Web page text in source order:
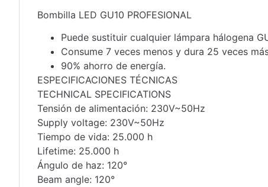
Bombilla LED GU10 PROFESIONAL
Puede sustituir cualquier lámpara hálogena
Consume 7 veces menos y dura 25 veces
90% ahorro de energía.
ESPECIFICACIONES TÉCNICAS
TECHNICAL SPECIFICATIONS
Tensión de alimentación: 230V~50Hz
Supply voltage: 230V~50Hz
Tiempo de vida: 25.000 h
Lifetime: 25.000 h
Ángulo de haz: 120°
Beam angle: 120°